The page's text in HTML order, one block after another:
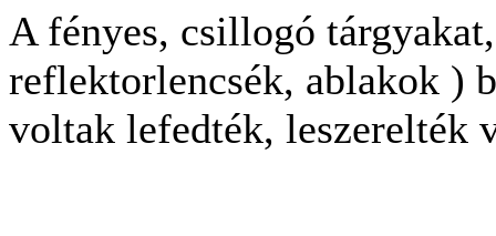
A fényes, csillogó
reflektorlencsék, ablakok )
voltak lefedték, leszerelték